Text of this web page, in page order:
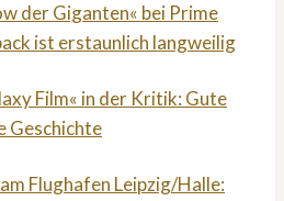
der Giganten« bei Prime
ist erstaunlich langweilig
Film« in der Kritik: Gute
Geschichte
Flughafen Leipzig/Halle: